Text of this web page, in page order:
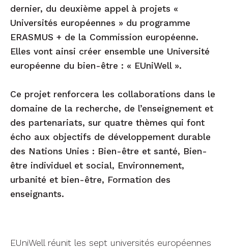
dernier, du deuxième appel à projets «
Universités européennes » du programme
ERASMUS + de la Commission européenne.
Elles vont ainsi créer ensemble une Université
européenne du bien-être : « EUniWell ».
Ce projet renforcera les collaborations dans le
domaine de la recherche, de l’enseignement et
des partenariats, sur quatre thèmes qui font
écho aux objectifs de développement durable
des Nations Unies : Bien-être et santé, Bien-
être individuel et social, Environnement,
urbanité et bien-être, Formation des
enseignants.
EUniWell réunit les sept universités européennes